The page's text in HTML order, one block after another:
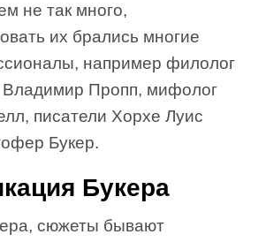
не так много,
их брались многие
например филолог
Владимир Пропп, мифолог
писатели Хорхе Луис
Букер.
Букера
сюжеты бывают